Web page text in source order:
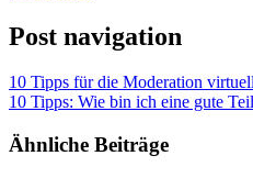
Post navigation
10 Tipps für die Moderation
10 Tipps: Wie bin ich eine gute
Ähnliche Beiträge